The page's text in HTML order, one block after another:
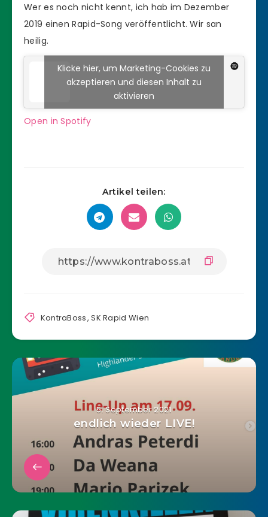
Wer es noch nicht kennt, ich hab im Dezember
2019 einen Rapid-Song veröffentlicht. Wir san
heilig.
Klicke hier, um Marketing-Cookies zu
akzeptieren und diesen Inhalt zu
aktivieren
Open in Spotify
Artikel teilen:
KontraBoss,SK Rapid Wien
5. September 2021
endlich wieder LIVE!